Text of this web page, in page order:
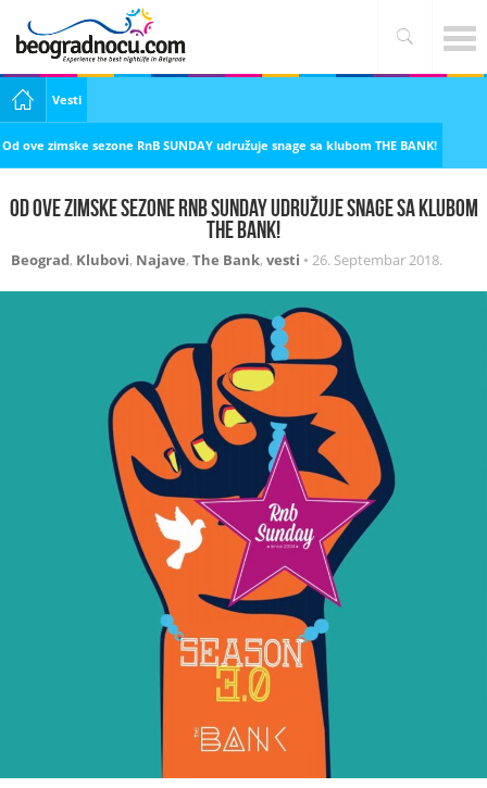
Vesti
Od ove zimske sezone RnB SUNDAY udružuje snage sa klubom THE BANK!
Od ove zimske sezone RnB SUNDAY udružuje snage sa klubom
THE BANK!
Beograd, Klubovi, Najave, The Bank, vesti • 26. Septembar 2018.